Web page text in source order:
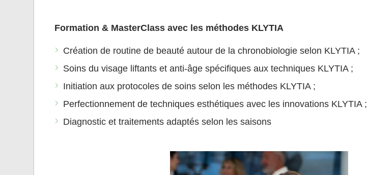
Formation & MasterClass avec les méthodes KLYTIA
Création de routine de beauté autour de la chronobiologie selon KLYTIA ;
Soins du visage liftants et anti-âge spécifiques aux techniques KLYTIA ;
Initiation aux protocoles de soins selon les méthodes KLYTIA ;
Perfectionnement de techniques esthétiques avec les innovations KLYTIA ;
Diagnostic et traitements adaptés selon les saisons